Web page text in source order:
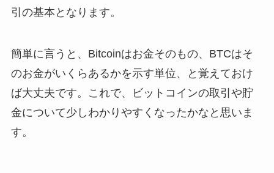
引の基本となります。
簡単に言うと、Bitcoinはお金そのもの、BTCはそ
のお金がいくらあるかを示す単位、と覚えておけ
ば大丈夫です。これで、ビットコインの取引や貯
金について少しわかりやすくなったかなと思いま
す。